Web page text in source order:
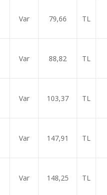
Var 79,66 TL
Var 88,82 TL
Var 103,37 TL
Var 147,91 TL
Var 148,25 TL